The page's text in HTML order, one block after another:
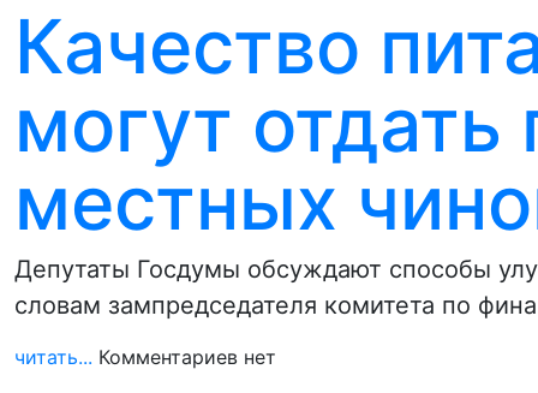
Качество
могут отдать
местных
Депутаты Госдумы обсуждают способы
словам зампредседателя комитета по
читать... Комментариев нет